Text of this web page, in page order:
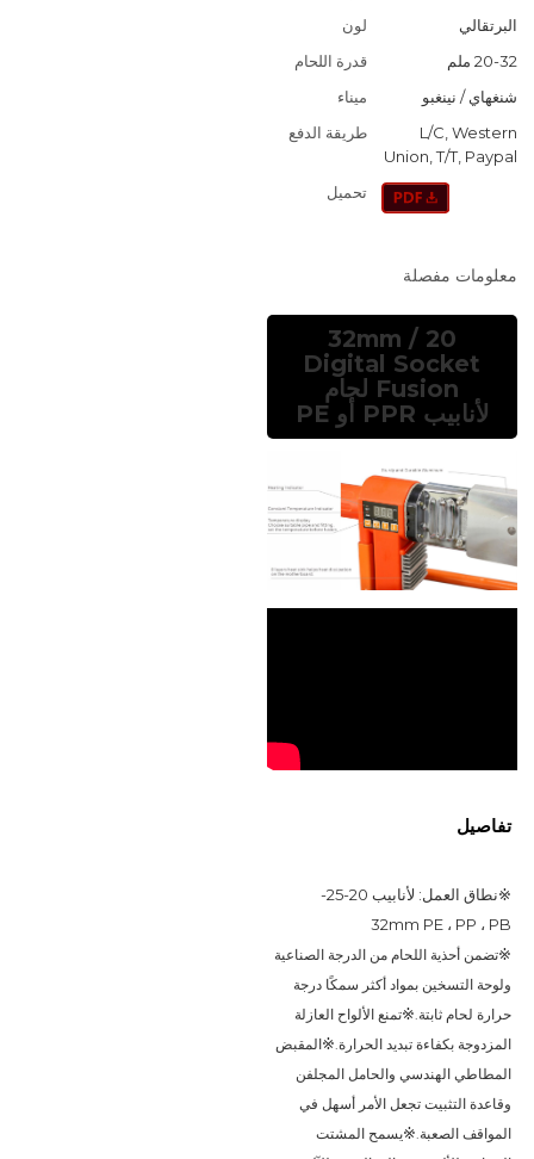
لون
البرتقالي
قدرة اللحام
20-32 ملم
ميناء
شنغهاي / نينغبو
طريقة الدفع
L/C, Western
Union, T/T, Paypal
تحميل
معلومات مفصلة
20 / 32mm
Digital Socket
Fusion لحام
لأنابيب PPR أو PE
تفاصيل
※
نطاق العمل: لأنابيب 20-25-
32mm PE ، PP ، PB
※
حرارة لحام ثابتة.※
المزدوجة بكفاءة تبديد الحرارة.※
المواقف الصعبة.※